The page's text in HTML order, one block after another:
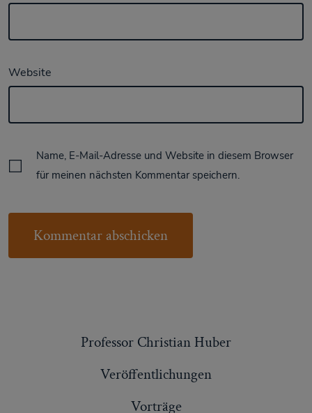
Website
Name, E-Mail-Adresse und Website in diesem Browser
für meinen nächsten Kommentar speichern.
Professor Christian Huber
Veröffentlichungen
Vorträge